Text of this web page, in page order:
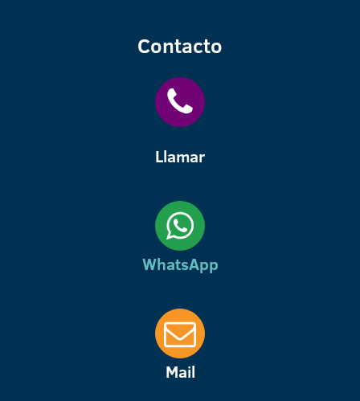
Contacto
Llamar
WhatsApp
Mail